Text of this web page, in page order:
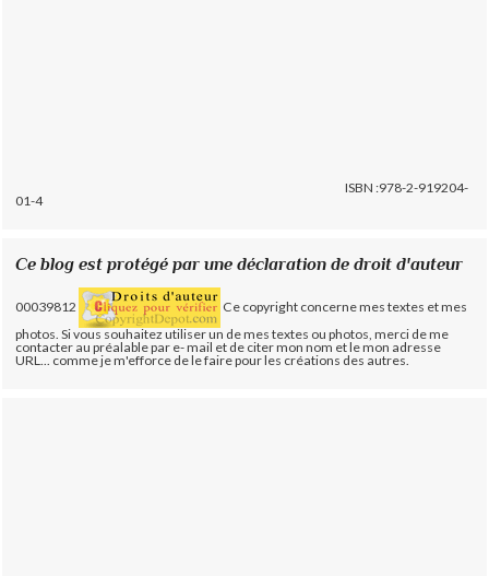
ISBN :978-2-919204-
01-4
Ce blog est protégé par une déclaration de droit d'auteur
00039812
Ce copyright concerne mes textes et mes
photos. Si vous souhaitez utiliser un de mes textes ou photos, merci de me
contacter au préalable par e- mail et de citer mon nom et le mon adresse
URL... comme je m'efforce de le faire pour les créations des autres.